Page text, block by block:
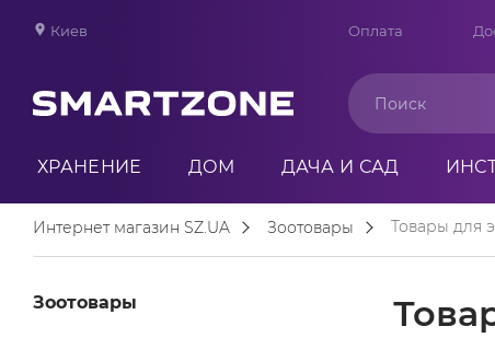
Киев Оплата
ХРАНЕНИЕ ДОМ ДАЧА И САД
Интернет магазин SZ.UA Зоотовары Товары для
Зоотовары